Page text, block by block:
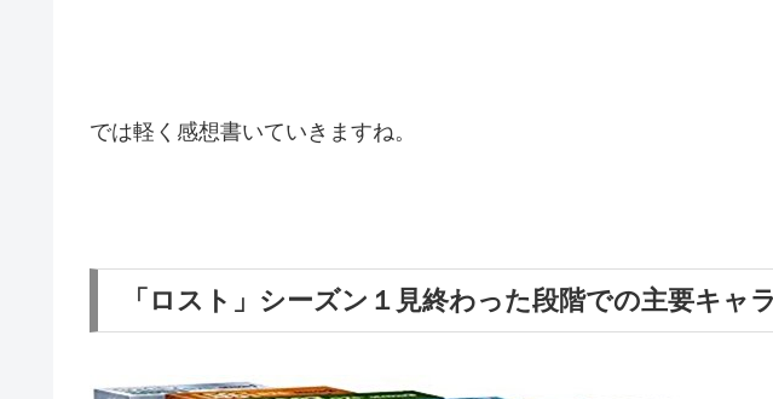
では軽く感想書いていきますね。
「ロスト」シーズン１見終わった段階での主要キャ